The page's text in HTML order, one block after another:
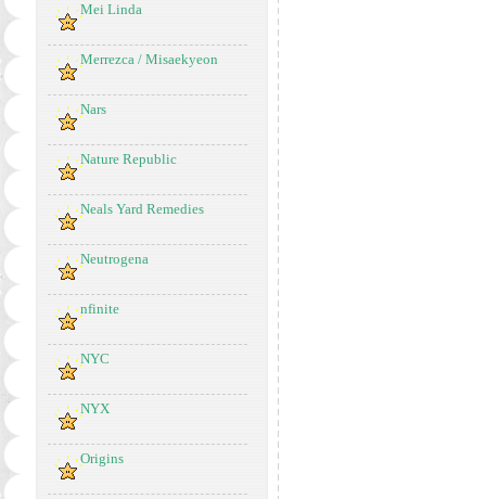
Mei Linda
Merrezca / Misaekyeon
Nars
Nature Republic
Neals Yard Remedies
Neutrogena
nfinite
NYC
NYX
Origins